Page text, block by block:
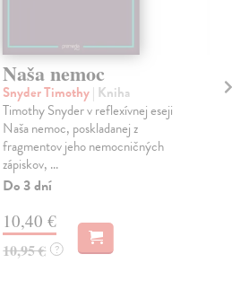
Naša nemoc
Snyder Timothy| Kniha
Timothy Snyder v reflexívnej eseji
Naša nemoc, poskladanej z
fragmentov jeho nemocničných
zápiskov, ...
Do 3 dní
10,40 €
10,95 € ?